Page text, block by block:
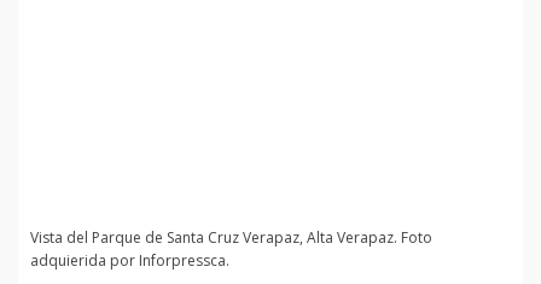
Vista del Parque de Santa Cruz Verapaz, Alta Verapaz. Foto
adquierida por Inforpressca.